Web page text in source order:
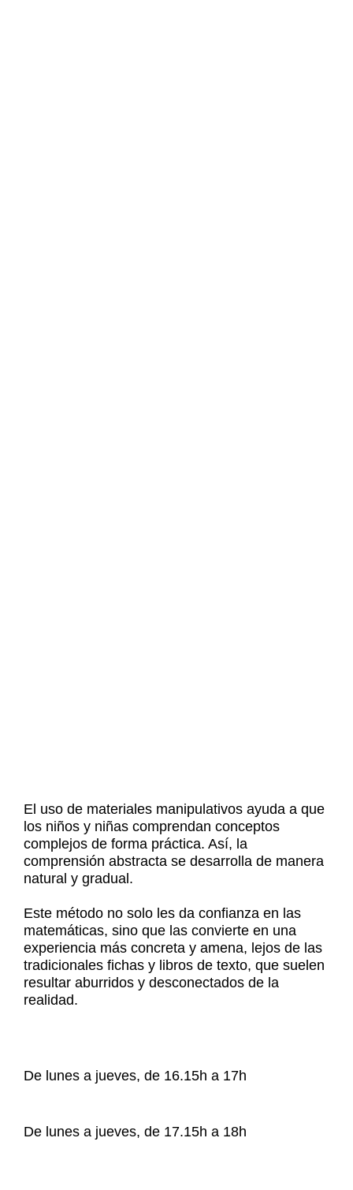
El uso de materiales manipulativos ayuda a que
los niños y niñas comprendan conceptos
complejos de forma práctica. Así, la
comprensión abstracta se desarrolla de manera
natural y gradual.
Este método no solo les da confianza en las
matemáticas, sino que las convierte en una
experiencia más concreta y amena, lejos de las
tradicionales fichas y libros de texto, que suelen
resultar aburridos y desconectados de la
realidad.
De lunes a jueves, de 16.15h a 17h
De lunes a jueves, de 17.15h a 18h